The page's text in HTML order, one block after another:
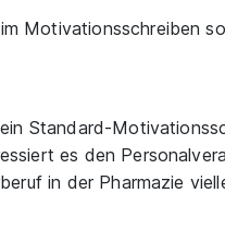
Motivationsschreiben
Standard-
es den
in der Pharmazie